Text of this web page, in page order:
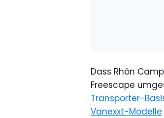
Dass Rhön
Freescape
Transporter-
Vanexxt-Modelle